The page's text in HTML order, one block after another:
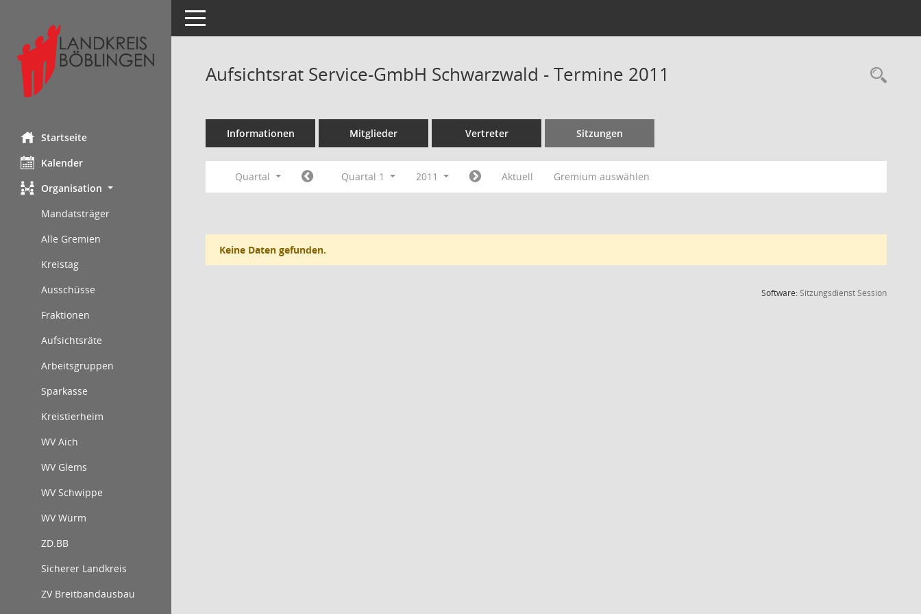
Startseite
Kalender
Organisation
Mandatsträger
Alle Gremien
Kreistag
Ausschüsse
Fraktionen
Aufsichtsräte
Arbeitsgruppen
Sparkasse
Kreistierheim
WV Aich
WV Glems
WV Schwippe
WV Würm
ZD.BB
Sicherer Landkreis
ZV Breitbandausbau
Toggle navigation
Aufsichtsrat Service-GmbH Schwarzwald - Termine 2011
Informationen Mitglieder Vertreter Sitzungen
Quartal Quartal 1 2011 Aktuell Gremium auswählen
Keine Daten gefunden.
Software:SitzungsdienstSession(Wird in